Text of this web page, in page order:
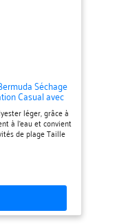
Séchage
Casual avec
M(EU)léger, grâce à
à l'eau et convient
de plage Taille
étirement de 5
serrer, ne vous
latérale pratique,
qui permettent de
choses, pour
les coutures
sans frottement
élastique et